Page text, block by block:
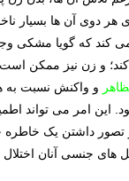
هر دوی آن ها بسیار
کند که گویا مشکی
و زن نیز ممکن
و واکنش نسبت
این امر می تواند
تصور داشتن یک خاطره
جنسی آنان اختلال